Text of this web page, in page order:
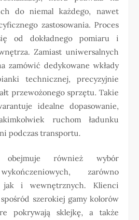
do niemal każdego, nawet
zastosowania. Proces
od dokładnego pomiaru i
Zamiast uniwersalnych
zamówić dedykowane wkłady
technicznej, precyzyjnie
przewożonego sprzętu. Takie
idealne dopasowanie,
ruchom ładunku
podczas transportu.
obejmuje również wybór
zarówno
jak i wewnętrznych. Klienci
szerokiej gamy kolorów
pokrywają sklejkę, a także